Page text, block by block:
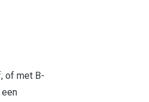
of met B-